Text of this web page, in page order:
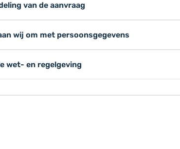
van de aanvraag
wij om met persoonsgegevens
wet- en regelgeving